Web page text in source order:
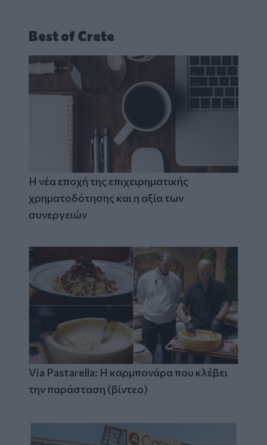
Best of Crete
Η νέα εποχή της επιχειρηματικής
χρηματοδότησης και η αξία των
συνεργειών
Via Pastarella: Η καρμπονάρα που κλέβει
την παράσταση (βίντεο)